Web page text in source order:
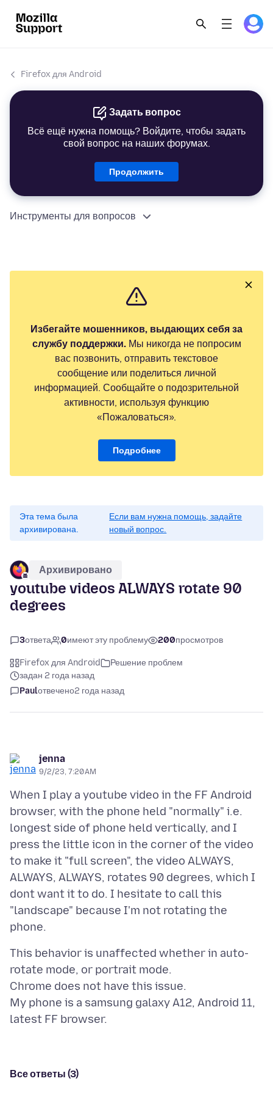
Firefox для Android
Задать вопрос
Всё ещё нужна помощь? Войдите, чтобы задать
свой вопрос на наших форумах.
Продолжить
Инструменты для вопросов
Избегайте мошенников, выдающих себя за
службу поддержки.Мы никогда не попросим
вас позвонить, отправить текстовое
сообщение или поделиться личной
информацией. Сообщайте о подозрительной
активности, используя функцию
«Пожаловаться».
Подробнее
Эта тема была
архивирована.
Если вам нужна помощь, задайте
новый вопрос.
Архивировано
youtube videos ALWAYS rotate 90
degrees
3ответа 0имеют эту проблему 200просмотров
Firefox для Android
Решение проблем
задан 2 года назад
Paulотвечено2 года назад
jenna
9/2/23, 7:20 AM
When I play a youtube video in the FF Android
browser, with the phone held "normally" i.e.
longest side of phone held vertically, and I
press the little icon in the corner of the video
to make it "full screen", the video ALWAYS,
ALWAYS, ALWAYS, rotates 90 degrees, which I
dont want it to do. I hesitate to call this
"landscape" because I'm not rotating the
This behavior is unaffected whether in auto-
rotate mode, or portrait mode.
Chrome does not have this issue.
My phone is a samsung galaxy A12, Android 11,
Все ответы (3)